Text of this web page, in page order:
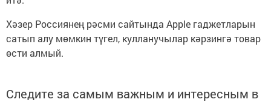
Хәзер Россиянең рәсми сайтында Apple гаджетларын
сатып алу мөмкин түгел, кулланучылар кәрзингә товар
өсти алмый.
Следите за самым важным и интересным в